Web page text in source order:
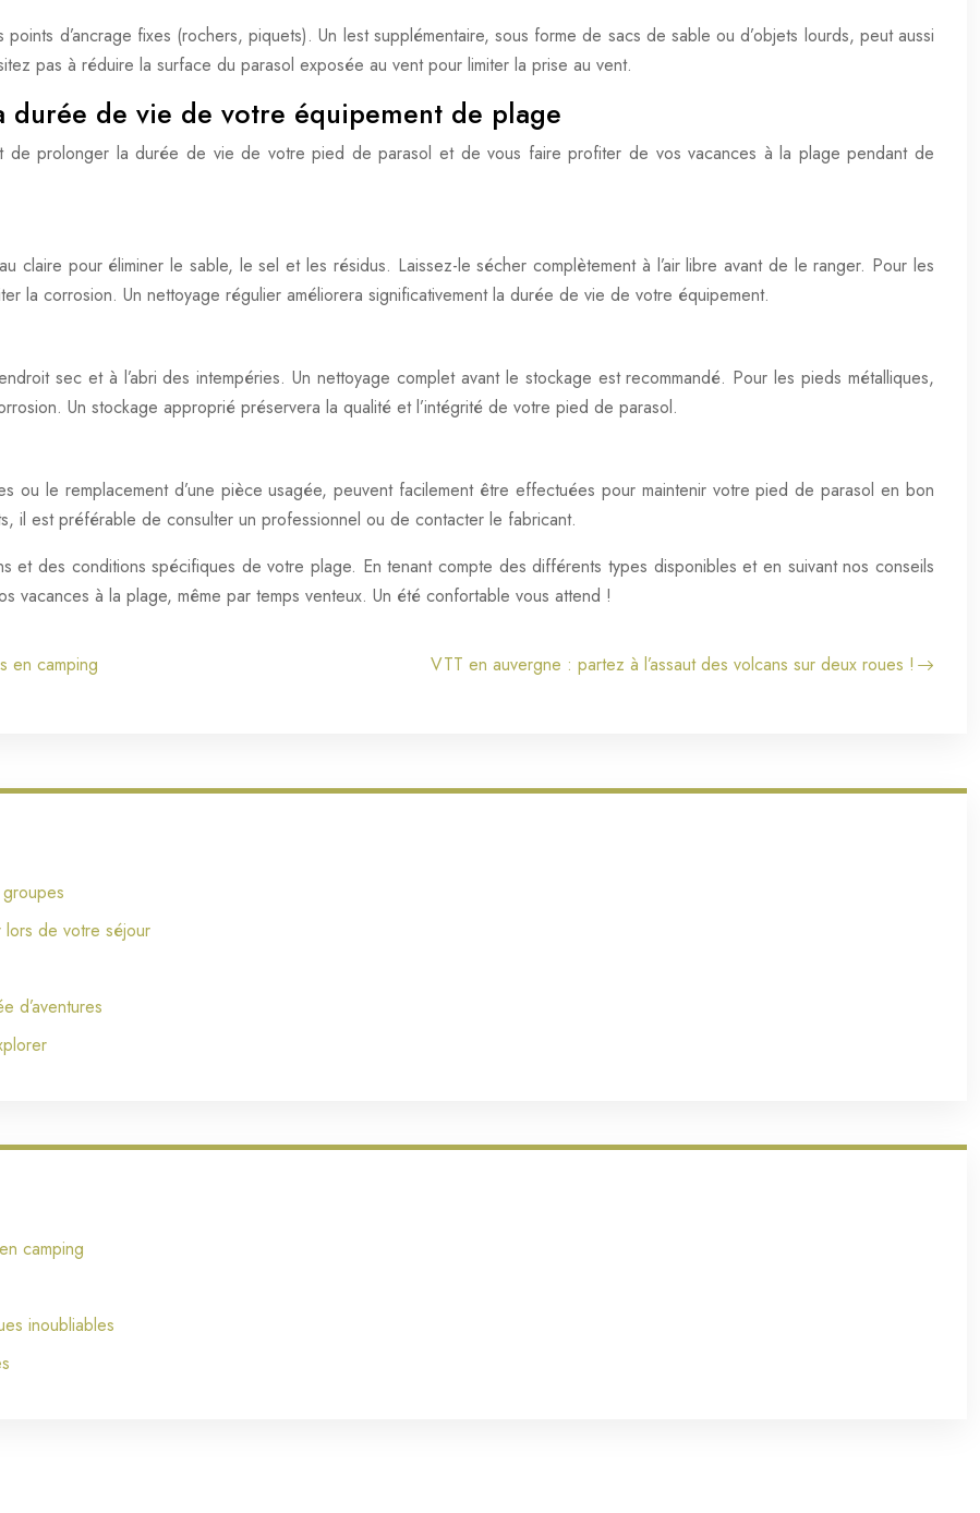
d’ancrage fixes (rochers, piquets). Un lest supplémentaire, sous forme de sacs de sable ou d’objets lourds, peut aussi
pas à réduire la surface du parasol exposée au vent pour limiter la prise au vent.
de vie de votre équipement de plage
de prolonger la durée de vie de votre pied de parasol et de vous faire profiter de vos vacances à la plage pendant de
claire pour éliminer le sable, le sel et les résidus. Laissez-le sécher complètement à l’air libre avant de le ranger. Pour les
la corrosion. Un nettoyage régulier améliorera significativement la durée de vie de votre équipement.
sec et à l’abri des intempéries. Un nettoyage complet avant le stockage est recommandé. Pour les pieds métalliques,
Un stockage approprié préservera la qualité et l’intégrité de votre pied de parasol.
ou le remplacement d’une pièce usagée, peuvent facilement être effectuées pour maintenir votre pied de parasol en bon
il est préférable de consulter un professionnel ou de contacter le fabricant.
des conditions spécifiques de votre plage. En tenant compte des différents types disponibles et en suivant nos conseils
vacances à la plage, même par temps venteux. Un été confortable vous attend !
en camping VTT en auvergne : partez à l’assaut des volcans sur deux roues !
de votre séjour
d’aventures
camping
inoubliables